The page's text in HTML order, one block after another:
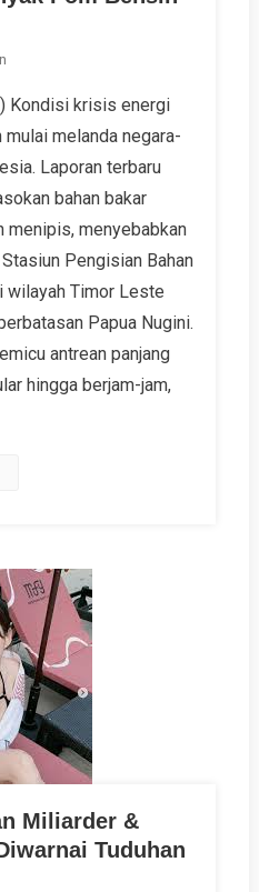
Kondisi krisis energi
melanda negara-
Laporan terbaru
bahan bakar
menipis, menyebabkan
Pengisian Bahan
wilayah Timor Leste
Papua Nugini.
antrean panjang
hingga berjam-jam,
Miliarder &
Tuduhan